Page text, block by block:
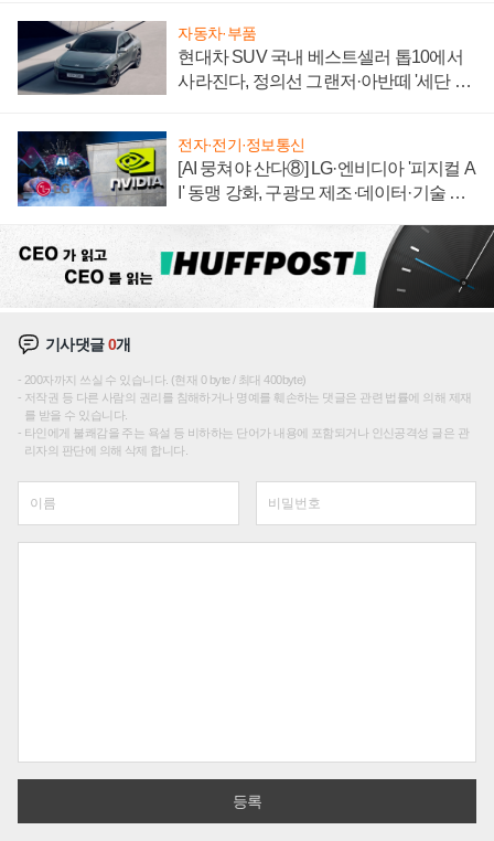
자동차·부품
현대차 SUV 국내 베스트셀러 톱10에서
사라진다, 정의선 그랜저·아반떼 '세단 쌍
전자·전기·정보통신
[AI 뭉쳐야 산다⑧] LG·엔비디아 '피지컬 A
I' 동맹 강화, 구광모 제조·데이터·기술 결
기사댓글0개
200자까지 쓰실 수 있습니다. (현재 0 byte / 최대 400byte)
저작권 등 다른 사람의 권리를 침해하거나 명예를 훼손하는 댓글은 관련 법률에 의해 제재
를 받을 수 있습니다.
타인에게 불쾌감을 주는 욕설 등 비하하는 단어가 내용에 포함되거나 인신공격성 글은 관
리자의 판단에 의해 삭제 합니다.